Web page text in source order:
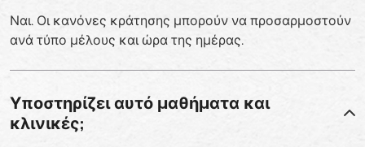
Ναι. Οι κανόνες κράτησης μπορούν να προσαρμοστούν
ανά τύπο μέλους και ώρα της ημέρας.
Υποστηρίζει αυτό μαθήματα και
κλινικές;